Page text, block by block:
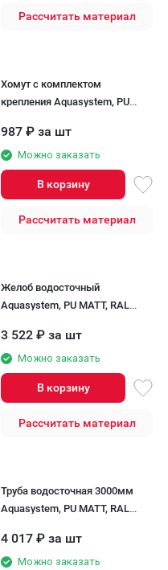
Рассчитать материал
Хомут с комплектом
крепления Aquasystem, PU
Коричневый 150/100
987 ₽ за шт
Можно заказать
В корзину
Рассчитать материал
Желоб водосточный
Aquasystem, PU MATT, RAL
150/100
3 522 ₽ за шт
Можно заказать
В корзину
Рассчитать материал
Труба водосточная 3000мм
Aquasystem, PU MATT, RAL
4 017 ₽ за шт
Можно заказать